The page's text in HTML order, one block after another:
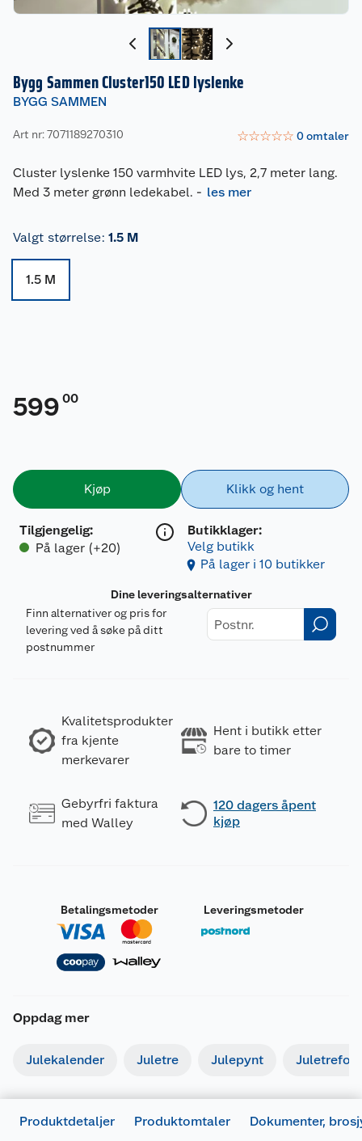
Bygg Sammen Cluster150 LED lyslenke
BYGG SAMMEN
Art nr: 7071189270310 ☆☆☆☆☆ 0omtaler
Cluster lyslenke 150 varmhvite LED lys, 2,7 meter lang.
Med 3 meter grønn ledekabel. - les mer
Valgt størrelse: 1.5 M
1.5 M
599 00
Kjøp
Tilgjengelig:
På lager (+20)
Klikk og hent
Butikklager:
Velg butikk
På lager i 10 butikker
Dine leveringsalternativer
Finn alternativer og pris for
levering ved å søke på ditt
postnummer
Kvalitetsprodukter
fra kjente
merkevarer
Hent i butikk etter
bare to timer
Gebyrfri faktura
med Walley
120 dagers åpent
kjøp
Betalingsmetoder Leveringsmetoder
Oppdag mer
Julekalender Juletre Julepynt Juletrefot
Produktdetaljer Produktomtaler Dokumenter,